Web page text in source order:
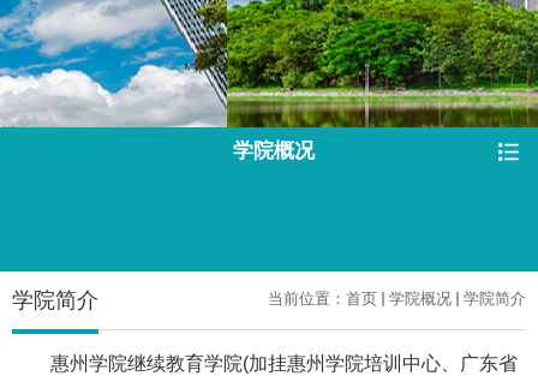
学院概况
当前位置： 首页 学院概况 学院简介
学院简介
惠州学院继续教育学院(加挂惠州学院培训中心、广东省